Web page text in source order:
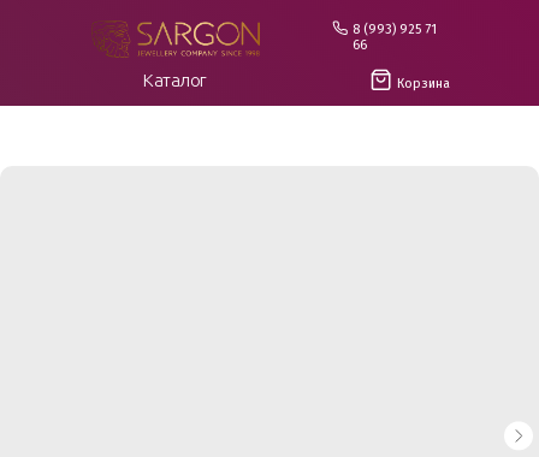
8 (993) 925 71
66
Корзина
Каталог